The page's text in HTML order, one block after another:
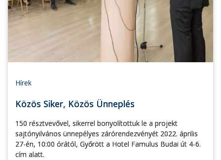
Hírek
Közös Siker, Közös Ünneplés
150 résztvevővel, sikerrel bonyolítottuk le a projekt
sajtónyilvános ünnepélyes zárórendezvényét 2022. április
27-én, 10:00 órától, Győrött a Hotel Famulus Budai út 4-6.
cím alatt.